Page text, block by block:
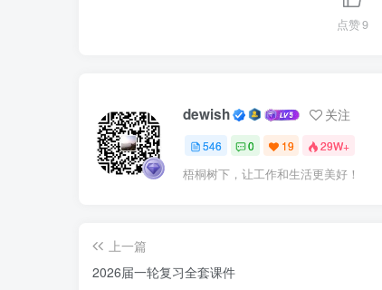
齐鲁，匠心寄华夏，攻克10余项海隧安装
结合材料，运用“文化功能”的知识，
题，观点明确；②论证充分，逻辑清晰；
【答案】可从文化具有引领风尚、教
【分析】背景素材：“中国好人榜”发布
点赞9
dewish 关注
546 0 19 29W+
梧桐树下，让工作和生活更美好！
上一篇
2026届一轮复习全套课件